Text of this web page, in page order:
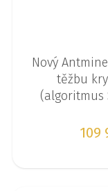
Nový
těžbu
(algoritmus
109